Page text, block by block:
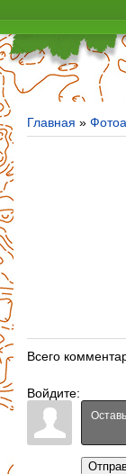
Главная »
Всего
Войдите: